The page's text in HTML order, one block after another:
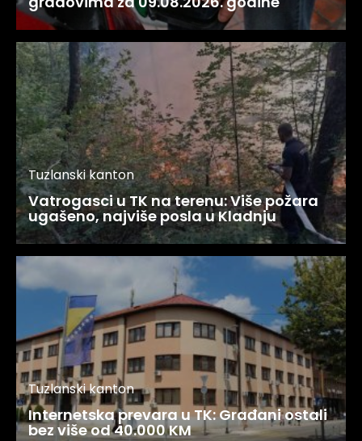
Tuzlanski kanton
Vatrogasci u TK na terenu: Više požara
ugašeno, najviše posla u Kladnju
Tuzlanski kanton
Internetska prevara u TK: Građani ostali
bez više od 40.000 KM